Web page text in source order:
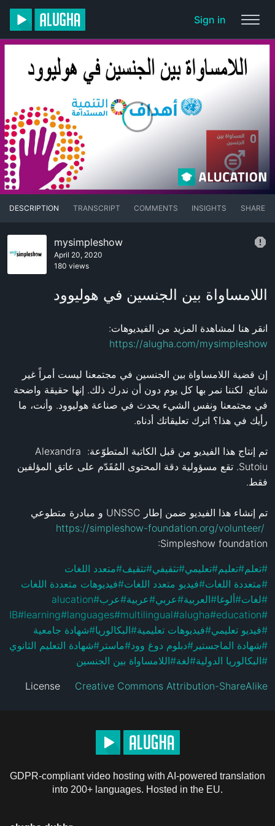
Sign in
DESCRIPTION TRANSCRIPT COMMENTS INSIGHTS SHARE
mysimpleshow
April 20, 2020
180 views
اللامساواة بين الجنسين في هوليوود
انقر هنا لمشاهدة المزيد من الفيديوهات:
https://alugha.com/mysimpleshow
تم إنتاج هذا الفيديو من قبل الكاتبة المتطوّعة: Alexandra
تم إنشاء هذا الفيديو ضمن إطار UNSSC و مبادرة متطوعي
https://simpleshow-foundation.org/volunteer/
:Simpleshow foundation
#تعلم#تعليم#تعليمي#تثقيفي#تثقيف#متعدد اللغات
#متعددة اللغات#فيديو متعدد اللغات#فيديوهات متعددة اللغات
#لغات#ألوغا#العربية#عربي#عربية#عرب#
alucation
#
education
#
alugha
#
multilingual
#
languages
#
learning
#
IB
#فيديو تعليمي#فيديوهات تعليمية#البكالوريا#شهادة جامعية
#شهادة الماجستير #دبلوم دوغ وود#ماستر #شهادة التعليم الثانوي
#البكالوريا الدولية#لغة#اللامساواة بين الجنسين
License Creative Commons Attribution-ShareAlike
GDPR-compliant video hosting with AI-powered translation
into 200+ languages. Hosted in the EU.